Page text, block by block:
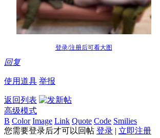
登录/注册后可看大图
回复
使用道具 举报
返回列表
高级模式
B Color Image Link Quote Code Smilies
您需要登录后才可以回帖 登录 | 立即注册